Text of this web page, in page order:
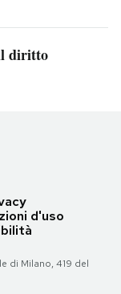
diritto
d'uso
di Milano, 419 del